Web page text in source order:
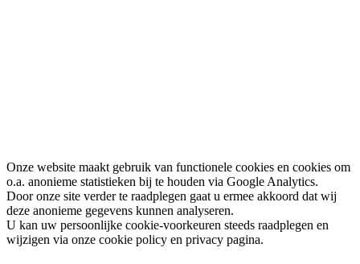
Onze website maakt gebruik van functionele cookies en cookies om
o.a. anonieme statistieken bij te houden via Google Analytics.
Door onze site verder te raadplegen gaat u ermee akkoord dat wij
deze anonieme gegevens kunnen analyseren.
U kan uw persoonlijke cookie-voorkeuren steeds raadplegen en
wijzigen via onze cookie policy en privacy pagina.